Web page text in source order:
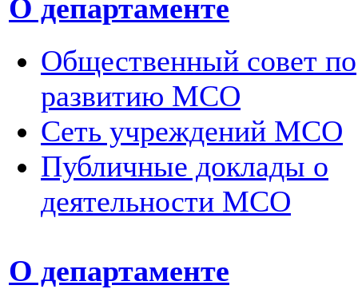
О департаменте
Общественный совет по
развитию МСО
Сеть учреждений МСО
Публичные доклады о
деятельности МСО
О департаменте